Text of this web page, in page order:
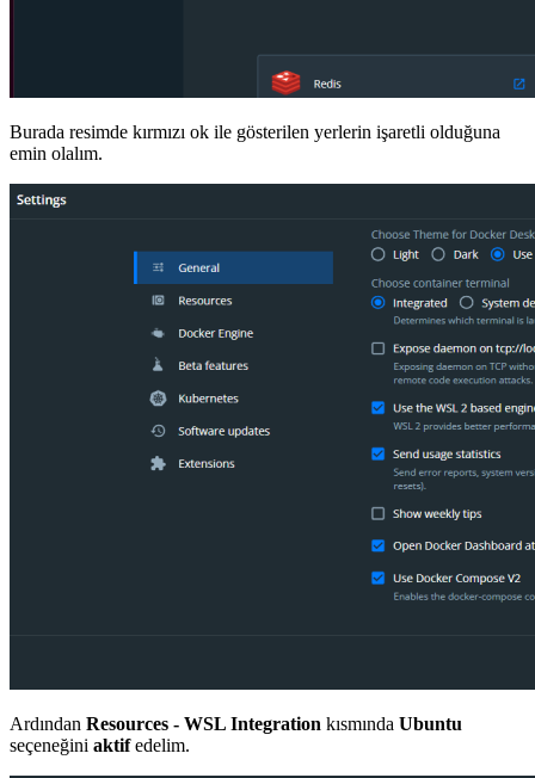
Burada resimde kırmızı ok ile gösterilen yerlerin işaretli olduğuna
emin olalım.
Ardından Resources - WSL Integration kısmında Ubuntu
seçeneğini aktifedelim.